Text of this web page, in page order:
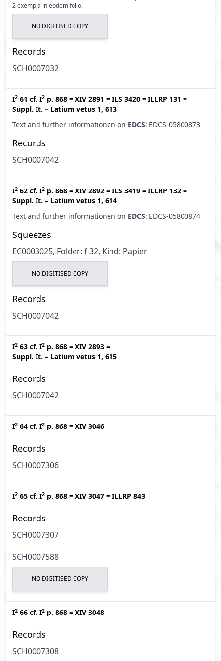
2 exempla in eodem folio.
NO DIGITISED COPY
Records
SCH0007032
I2 61 cf. I2 p. 868 = XIV 2891 = ILS 3420 = ILLRP 131 =
Suppl. It. – Latium vetus 1, 613
Text and further informationen on EDCS: EDCS-05800873
Records
SCH0007042
I2 62 cf. I2 p. 868 = XIV 2892 = ILS 3419 = ILLRP 132 =
Suppl. It. – Latium vetus 1, 614
Text and further informationen on EDCS: EDCS-05800874
Squeezes
EC0003025, Folder: f 32, Kind: Papier
NO DIGITISED COPY
Records
SCH0007042
I2 63 cf. I2 p. 868 = XIV 2893 =
Suppl. It. – Latium vetus 1, 615
Records
SCH0007042
I2 64 cf. I2 p. 868 = XIV 3046
Records
SCH0007306
I2 65 cf. I2 p. 868 = XIV 3047 = ILLRP 843
Records
SCH0007307
SCH0007588
NO DIGITISED COPY
I2 66 cf. I2 p. 868 = XIV 3048
Records
SCH0007308